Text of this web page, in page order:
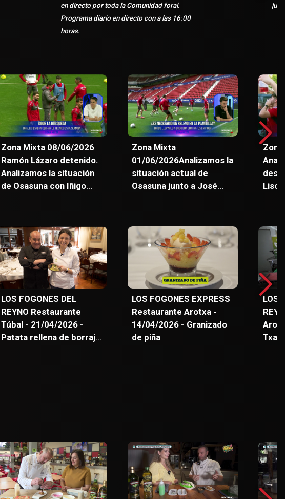
en directo por toda la Comunidad foral.
Programa diario en directo con a las 16:00
horas.
Zona Mixta 08/06/2026
Ramón Lázaro detenido.
Analizamos la situación
de Osasuna con Iñigo
campeona del Torneo
Comunidad Foral de
Navarra nos visita.
Zona Mixta
01/06/2026Analizamos la
situación actual de
Osasuna junto a José
con Imanol Maiza de
Waterpolo Iruña 98 02.
Lisci
LOS FOGONES DEL
REYNO Restaurante
Túbal - 21/04/2026 -
Patata rellena de borraja,
LOS FOGONES EXPRESS
Restaurante Arotxa -
14/04/2026 - Granizado
de piña
LOS